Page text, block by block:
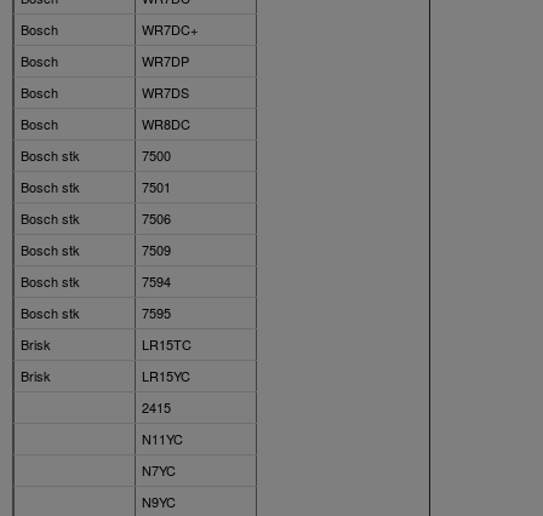
Bosch
WR7DC+
Bosch
WR7DP
Bosch
WR7DS
Bosch
WR8DC
Bosch stk
7500
Bosch stk
7501
Bosch stk
7506
Bosch stk
7509
Bosch stk
7594
Bosch stk
7595
Brisk
LR15TC
Brisk
LR15YC
2415
N11YC
N7YC
N9YC